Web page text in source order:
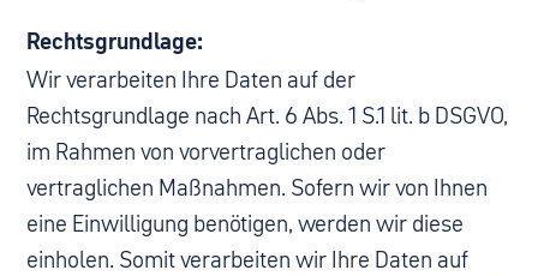
Rechtsgrundlage:
Wir verarbeiten Ihre Daten auf der
Rechtsgrundlage nach Art. 6 Abs. 1 S.1 lit. b DSGVO,
im Rahmen von vorvertraglichen oder
vertraglichen Maßnahmen. Sofern wir von Ihnen
eine Einwilligung benötigen, werden wir diese
einholen. Somit verarbeiten wir Ihre Daten auf